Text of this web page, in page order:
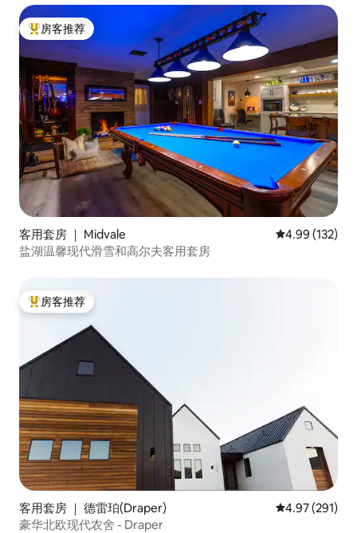
热门「房客推荐」
房客推荐
客用套房 ｜ Midvale 平均评分 4.99
4.99 (132)
盐湖温馨现代滑雪和高尔夫客用套房
热门「房客推荐」
房客推荐
客用套房 ｜ 德雷珀(Draper) 平均评分 4.97
4.97 (291)
豪华北欧现代农舍 - Draper